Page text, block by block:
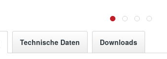
Technische Daten Downloads